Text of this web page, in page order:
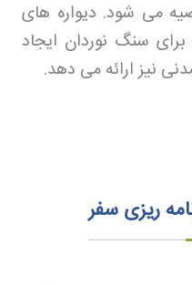
می‌ شود. دیواره‌ های
سنگ‌ نوردان ایجاد
نیز ارائه می‌ دهد.
ریزی سفر